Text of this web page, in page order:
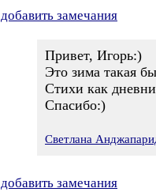
добавить замечания
Привет, Игорь:)
Это зима такая
Стихи как
Спасибо:)
Светлана
добавить замечания